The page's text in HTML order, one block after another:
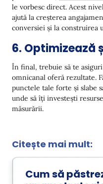
le vorbesc direct. Acest
ajută la creșterea
conversiei și la construirea
6. Optimizează
În final, trebuie să te
omnicanal oferă rezultate.
punctele tale forte și slabe
unde să îți investești
măsurării.
Citește mai mult:
Cum să